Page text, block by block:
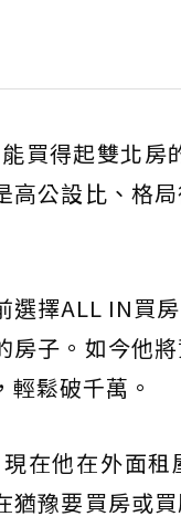
買得起雙北
高公設比、格
選擇ALL IN買
房子。如今他
輕鬆破千萬。
在他在外面
猶豫要買房或